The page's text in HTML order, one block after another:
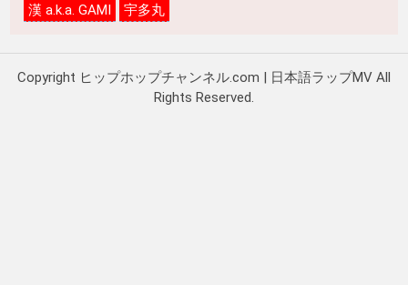
漢 a.k.a. GAMI
宇多丸
Copyright ヒップホップチャンネル.com | 日本語ラップMV All
Rights Reserved.